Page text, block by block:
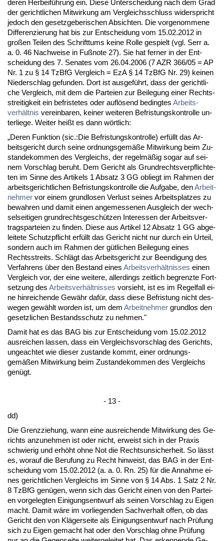
de­ren Her­beiführung ein. Die­se Un­ter­schei­dung nach dem Grad
der ge­richt­li­chen Mit­wir­kung am Ver­gleichs­schluss wi­der­spricht
je­doch den ge­setz­ge­be­ri­schen Ab­sich­ten. Die vor­ge­nom­me­ne
Dif­fe­ren­zie­rung hat bis zur Ent­schei­dung vom 15.02.2012 in
großen Tei­len des Schrift­tums kei­ne Rol­le ge­spielt (vgl. Serr a.
a. 0. 46 Nach­wei­se in Fußno­te 27). Sie hat fer­ner in der Ent­
schei­dung des 7. Se­na­tes vom 26.04.2006 (7 AZR 366/05 = AP
Nr. 1 zu § 14 Tz­B­fG Ver­gleich = EzA § 14 Tz­B­fG Nr. 29) kei­nen
Nie­der­schlag ge­fun­den. Dort ist aus­geführt, dass der ge­richt­li­
che Ver­gleich, mit dem die Par­tei­en zur Bei­le­gung ei­ner Rechts­
strei­tig­keit ein be­fris­te­tes oder auflösend be­ding­tes Ar­beits­
verhält­nis ver­ein­ba­ren, kei­ner wei­te­ren Be­fris­tungs­kon­trol­le un­
ter­lie­ge. Wei­ter heißt es dann wört­lich:
„De­ren Funk­ti­on (sic.:Die Be­fris­tungs­kon­trol­le) erfüllt das Ar­
beits­ge­richt durch sei­ne ord­nungs­gemäße Mit­wir­kung beim Zu­
stan­de­kom­men des Ver­gleichs, der re­gelmäßig so­gar auf sei­
nem Vor­schlag be­ruht. Dem Ge­richt als Grund­rechts­ver­pflich­te­
ten im Sin­ne des Ar­ti­kels 1 Ab­satz 3 GG ob­liegt im Rah­men der
ar­beits­ge­richt­li­chen Be­fris­tungs­kon­trol­le die Auf­ga­be, denAr­beit­
neh­mer vor ei­nem grund­lo­sen Ver­lust sei­nes Ar­beits­plat­zes zu
be­wah­ren und da­mit ei­nen an­ge­mes­se­nen Aus­gleich der wech­
sel­sei­ti­gen grund­rechts­geschützen In­ter­es­sen der Ar­beits­ver­
trags­par­tei­en zu fin­den. Die­se aus Ar­ti­kel 12 Ab­satz 1 GG ab­ge­
lei­te­te Schutz­pflicht erfüllt das Ge­richt nicht nur durch ein Ur­teil,
son­dern auch im Rah­men der gütli­chen Bei­le­gung ei­nes
Rechts­streits. Schlägt das Ar­beits­ge­richt zur Be­en­di­gung des
Ver­fah­rens über den Be­stand ei­nes Ar­beits­verhält­nis­ses ei­nen
Ver­gleich vor, der ei­ne wei­te­re, al­ler­dings zeit­lich be­grenz­te Fort­
set­zung des Ar­beits­verhält­nis­ses vor­sieht, ist es im Re­gel­fall ei­
ne hin­rei­chen­de Gewähr dafür, dass die­se Be­fris­tung nicht des­
we­gen gewählt wor­den ist, um dem Ar­beit­neh­mer grund­los den
ge­setz­li­chen Be­stands­schutz zu neh­men."
Da­mit hat es das BAG bis zur Ent­schei­dung vom 15.02.2012
aus­rei­chen las­sen, dass ein Ver­gleichs­vor­schlag des Ge­richts,
un­ge­ach­tet wie die­ser zu­stan­de kommt, ei­ner ord­nungs­
gemäßen Mit­wir­kung beim Zu­stan­de­kom­men des Ver­gleichs
genügt.
- 13 -
dd)
Die Grenz­zie­hung, wann ei­ne aus­rei­chen­de Mit­wir­kung des Ge­
richts an­zu­neh­men ist oder nicht, er­weist sich in der Pra­xis
schwie­rig und erhöht oh­ne Not die Rechts­un­si­cher­heit. So lässt
es, wor­auf die Be­ru­fung zu Recht hin­weist, das BAG in der Ent­
schei­dung vom 15.02.2012 (a. a. 0. Rn. 25) für die An­nah­me ei­
nes ge­richt­li­chen Ver­gleichs im Sin­ne von § 14 Abs. 1 Satz 2 Nr.
8 Tz­B­fG genügen, wenn sich das Ge­richt ei­nen von den Par­tei­
en vor­ge­leg­ten Ei­ni­gungs­ent­wurf als sei­nen Vor­schlag zu Ei­gen
macht. Da­mit wäre im vor­lie­gen­den Sach­ver­halt of­fen, ob das
Ge­richt den von Kläger­sei­te als Ei­ni­gungs­ent­wurf nach Prüfung
sich zu Ei­gen ge­macht hat oder den Vor­schlag oh­ne Prüfung